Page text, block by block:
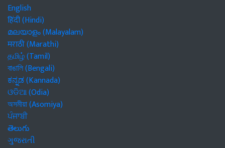
English
हिंदी (Hindi)
മലയാളം (Malayalam)
मराठी (Marathi)
தமிழ் (Tamil)
বাঙালি (Bengali)
ಕನ್ನಡ (Kannada)
ଓଡିଆ (Odia)
অসমীয়া (Asomiya)
ਪੰਜਾਬੀ
తెలుగు
ગુજરાતી